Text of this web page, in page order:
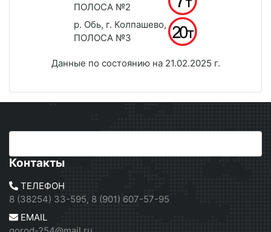
ПОЛОСА №2
р. Обь, г. Колпашево,
ПОЛОСА №3
Данные по состоянию на 21.02.2025 г.
Контакты
ТЕЛЕФОН
8 (38254) 33-595, 8 (901) 607-57-95
EMAIL